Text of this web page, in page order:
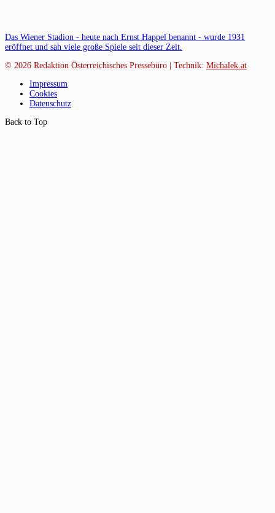
Das Wiener Stadion - heute nach Ernst Happel benannt - wurde 1931
eröffnet und sah viele große Spiele seit dieser Zeit.
© 2026 Redaktion Österreichisches Pressebüro | Technik: Michalek.at
Impressum
Cookies
Datenschutz
Back to Top